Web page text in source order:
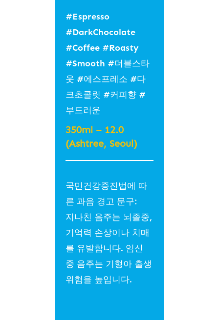
#Espresso
#DarkChocolate
#Coffee #Roasty
#Smooth #더블스타
웃 #에스프레소 #다
크초콜릿 #커피향 #
부드러운
350ml – 12.0
(Ashtree, Seoul)
국민건강증진법에 따
른 과음 경고 문구:
지나친 음주는 뇌졸중,
기억력 손상이나 치매
를 유발합니다. 임신
중 음주는 기형아 출생
위험을 높입니다.